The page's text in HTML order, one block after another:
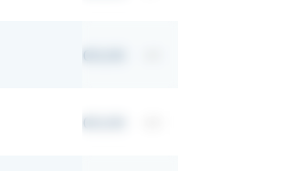
00,00
00,00